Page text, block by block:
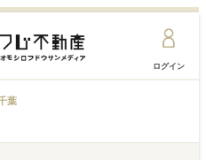
ログイン
葉